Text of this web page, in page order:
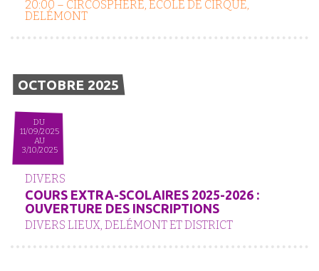
20:00 – CIRCOSPHÈRE, ÉCOLE DE CIRQUE,
DELÉMONT
OCTOBRE 2025
DU
11/09/2025
AU
3/10/2025
DIVERS
COURS EXTRA-SCOLAIRES 2025-2026 :
OUVERTURE DES INSCRIPTIONS
DIVERS LIEUX, DELÉMONT ET DISTRICT